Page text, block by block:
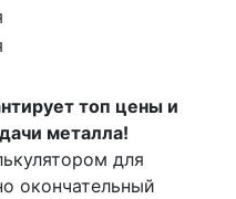
топ цены и
металла!
для
окончательный